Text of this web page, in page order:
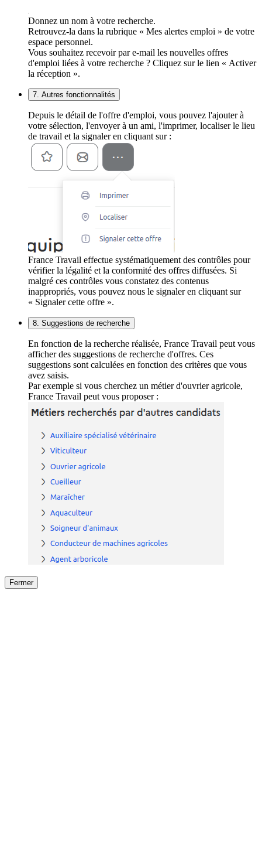
Donnez un nom à votre recherche.
Retrouvez-la dans la rubrique « Mes alertes emploi » de votre
espace personnel.
Vous souhaitez recevoir par e-mail les nouvelles offres
d'emploi liées à votre recherche ? Cliquez sur le lien « Activer
la réception ».
7. Autres fonctionnalités
Depuis le détail de l'offre d'emploi, vous pouvez l'ajouter à
votre sélection, l'envoyer à un ami, l'imprimer, localiser le lieu
de travail et la signaler en cliquant sur :
France Travail effectue systématiquement des contrôles pour
vérifier la légalité et la conformité des offres diffusées. Si
malgré ces contrôles vous constatez des contenus
inappropriés, vous pouvez nous le signaler en cliquant sur
« Signaler cette offre ».
8. Suggestions de recherche
En fonction de la recherche réalisée, France Travail peut vous
afficher des suggestions de recherche d'offres. Ces
suggestions sont calculées en fonction des critères que vous
avez saisis.
Par exemple si vous cherchez un métier d'ouvrier agricole,
France Travail peut vous proposer :
Fermer